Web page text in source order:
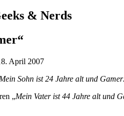
& Nerds
April 2007
Mein Sohn ist 24 Jahre alt und
„Mein Vater ist 44 Jahre alt und